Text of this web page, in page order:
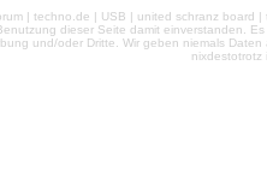
| techno.de | USB | united schranz
dieser Seite damit einverstanden.
und/oder Dritte. Wir geben niemals
nixdestotrotz